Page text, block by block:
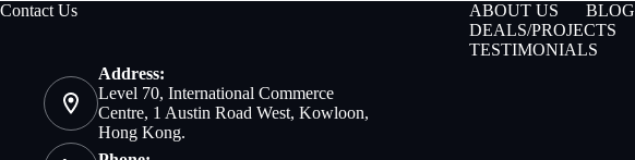
Contact Us
Address:
Level 70, International Commerce
Centre, 1 Austin Road West, Kowloon,
Hong Kong.
ABOUT US BLOG
DEALS/PROJECTS
TESTIMONIALS